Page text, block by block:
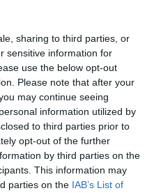
sharing to third parties, or
sensitive information for
use the below opt-out
Please note that after your
may continue seeing
information utilized by
to third parties prior to
opt-out of the further
by third parties on the
This information may
parties on the IAB’s List of
TANÓRÁK ÉS KEVESEBB HÁZI
JÖHET AZ ALSÓ ...
08| Mindenki ügye